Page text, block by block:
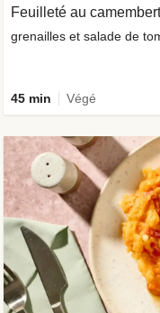
Feuilleté au
grenailles et salade de
45 min Végé